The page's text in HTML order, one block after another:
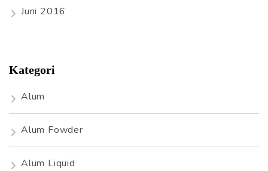
Juni 2016
Kategori
Alum
Alum Fowder
Alum Liquid